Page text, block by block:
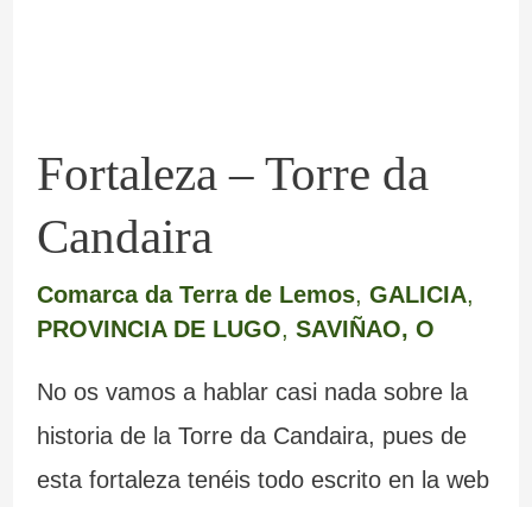
Fortaleza – Torre da
Candaira
Comarca da Terra de Lemos, GALICIA,
PROVINCIA DE LUGO, SAVIÑAO, O
No os vamos a hablar casi nada sobre la
historia de la Torre da Candaira, pues de
esta fortaleza tenéis todo escrito en la web